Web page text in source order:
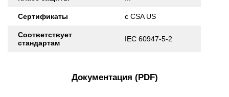
Сертификаты c CSA US
Соответствует
стандартам
IEC 60947-5-2
Документация (PDF)